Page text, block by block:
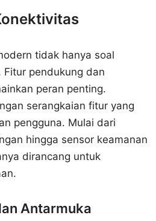
tidak hanya soal
pendukung dan
peran penting.
serangkaian fitur yang
pengguna. Mulai dari
hingga sensor keamanan
dirancang untuk
Antarmuka